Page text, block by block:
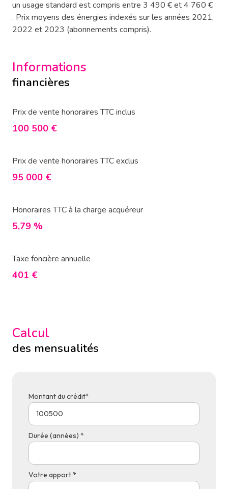
un usage standard est compris entre 3 490 € et 4 760 €
. Prix moyens des énergies indexés sur les années 2021,
2022 et 2023 (abonnements compris).
Informations
financières
Prix de vente honoraires TTC inclus
100 500 €
Prix de vente honoraires TTC exclus
95 000 €
Honoraires TTC à la charge acquéreur
5,79 %
Taxe foncière annuelle
401 €
Calcul
des mensualités
Montant du crédit*
Durée (années) *
Votre apport *